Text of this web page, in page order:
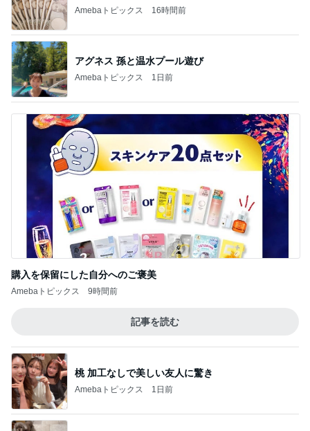
Amebaトピックス 16時間前
アグネス 孫と温水プール遊び
Amebaトピックス 1日前
購入を保留にした自分へのご褒美
Amebaトピックス 9時間前
記事を読む
桃 加工なしで美しい友人に驚き
Amebaトピックス 1日前